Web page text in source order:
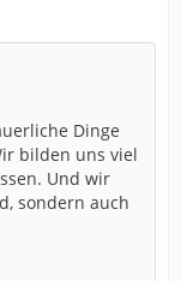
Dinge
bilden uns viel
Und wir
sondern auch